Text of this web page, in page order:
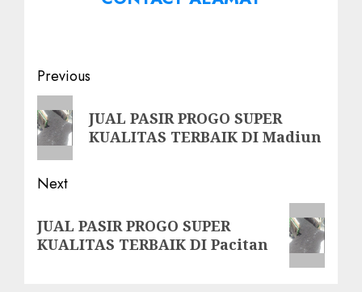
Post
navigation
Previous
Previous
post:
JUAL PASIR PROGO SUPER
KUALITAS TERBAIK DI Madiun
Next
post:
JUAL PASIR PROGO SUPER
KUALITAS TERBAIK DI Pacitan